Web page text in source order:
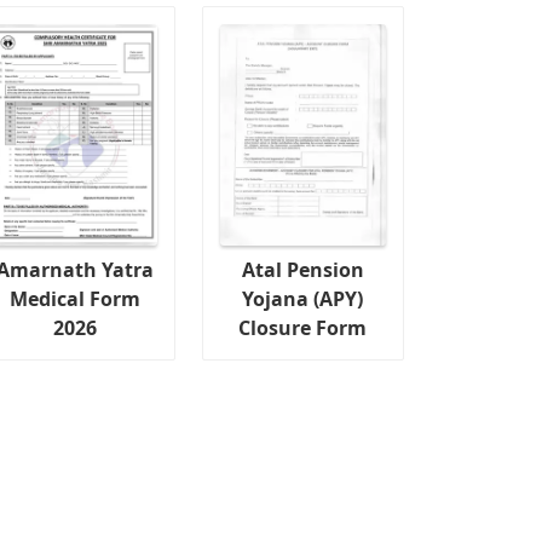
Yatra
Medical Form
2026
Atal Pension
Yojana (APY)
Closure Form